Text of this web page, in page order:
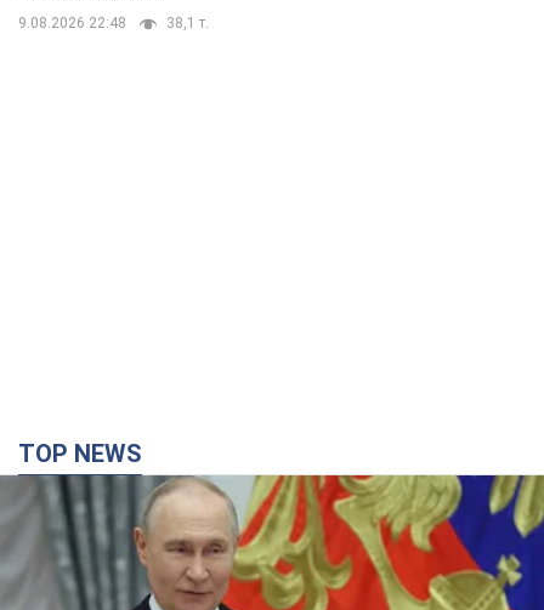
9.08.2026 22:48 38,1 т.
TOP NEWS